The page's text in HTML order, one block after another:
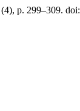
p. 299–309. doi: